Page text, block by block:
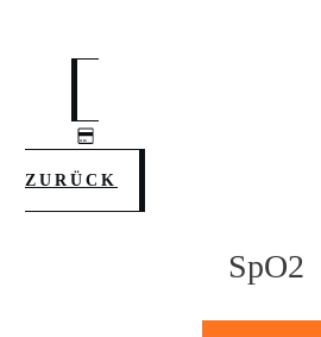
ZURÜCK
SpO2